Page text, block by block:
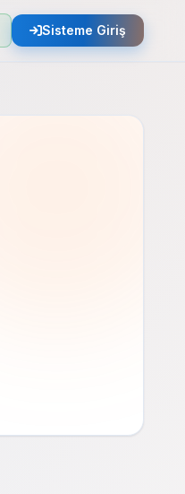
Sisteme Giriş